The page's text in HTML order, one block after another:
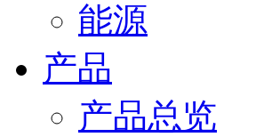
能源
产品
产品总览